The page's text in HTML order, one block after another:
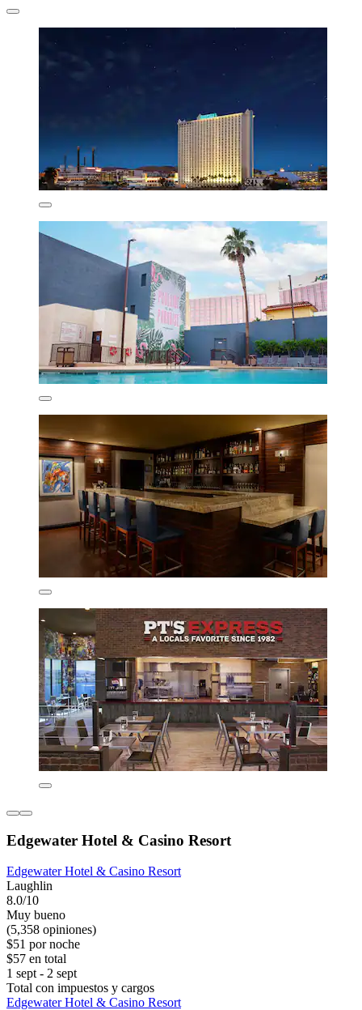
Edgewater Hotel & Casino Resort
Edgewater Hotel & Casino Resort
Laughlin
8.0/10
Muy bueno
(5,358 opiniones)
$51 por noche
$57 en total
1 sept - 2 sept
Total con impuestos y cargos
Edgewater Hotel & Casino Resort